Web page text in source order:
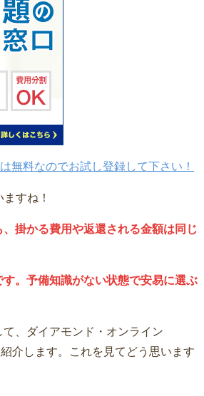
無料なのでお試し登録して下さい！
すね！
掛かる費用や返還される金額は同じ
。予備知識がない状態で安易に選ぶ
、ダイアモンド・オンライン
介します。これを見てどう思います